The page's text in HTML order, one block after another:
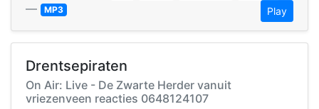
— MP3 Play
Drentsepiraten
On Air: Live - De Zwarte Herder vanuit
vriezenveen reacties 0648124107